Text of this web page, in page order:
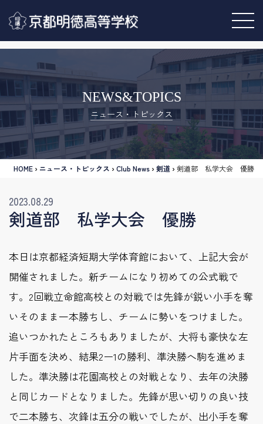
NEWS&TOPICS
ニュース・トピックス
HOME › ニュース・トピックス ›Club News ›剣道 ›剣道部 私学大会 優勝
2023.08.29
剣道部 私学大会 優勝
本日は京都経済短期大学体育館において、上記大会が
開催されました。新チームになり初めての公式戦で
す。2回戦立命館高校との対戦では先鋒が鋭い小手を奪
いそのまま一本勝ちし、チームに勢いをつけました。
追いつかれたところもありましたが、大将も豪快な左
片手面を決め、結果2ー1の勝利、準決勝へ駒を進めま
した。準決勝は花園高校との対戦となり、去年の決勝
と同じカードとなりました。先鋒が思い切りの良い技
で二本勝ち、次鋒は五分の戦いでしたが、出小手を奪